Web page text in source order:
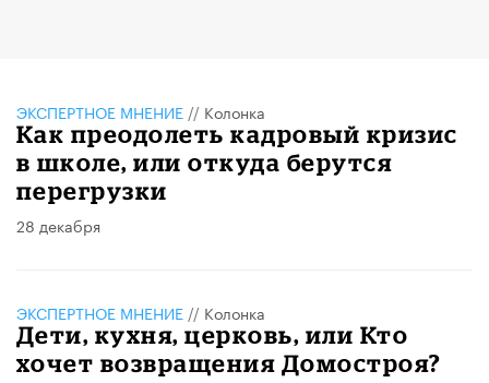
ЭКСПЕРТНОЕ МНЕНИЕ // Колонка
Как преодолеть кадровый кризис
в школе, или откуда берутся
перегрузки
28 декабря
ЭКСПЕРТНОЕ МНЕНИЕ // Колонка
Дети, кухня, церковь, или Кто
хочет возвращения Домостроя?